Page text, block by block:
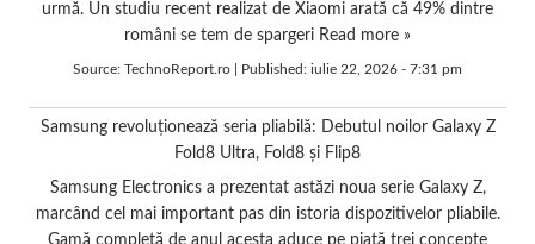
urmă. Un studiu recent realizat de Xiaomi arată că 49% dintre
români se tem de spargeri Read more »
Source: TechnoReport.ro Published: iulie 22, 2026 - 7:31 pm
Samsung revoluționează seria pliabilă: Debutul noilor Galaxy Z
Fold8 Ultra, Fold8 și Flip8
Samsung Electronics a prezentat astăzi noua serie Galaxy Z,
marcând cel mai important pas din istoria dispozitivelor pliabile.